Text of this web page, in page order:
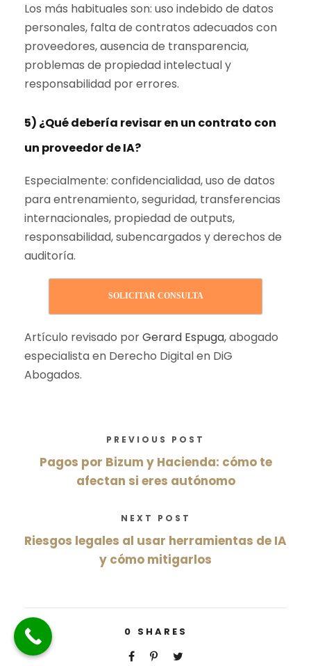
Los más habituales son: uso indebido de datos
personales, falta de contratos adecuados con
proveedores, ausencia de transparencia,
problemas de propiedad intelectual y
responsabilidad por errores.
5) ¿Qué debería revisar en un contrato con
un proveedor de IA?
Especialmente: confidencialidad, uso de datos
para entrenamiento, seguridad, transferencias
internacionales, propiedad de outputs,
responsabilidad, subencargados y derechos de
auditoría.
SOLICITAR CONSULTA
Artículo revisado porGerard Espuga, abogado
especialista en Derecho Digital en DiG
Abogados.
PREVIOUS POST
Pagos por Bizum y Hacienda: cómo te
afectan si eres autónomo
NEXT POST
Riesgos legales al usar herramientas de IA
y cómo mitigarlos
0 SHARES